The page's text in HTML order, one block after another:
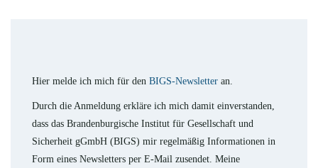
Hier melde ich mich für den BIGS-Newsletter an.
Durch die Anmeldung erkläre ich mich damit einverstanden,
dass das Brandenburgische Institut für Gesellschaft und
Sicherheit gGmbH (BIGS) mir regelmäßig Informationen in
Form eines Newsletters per E-Mail zusendet. Meine